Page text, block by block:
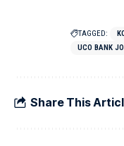
TAGGED:
UCO BANK
Share This